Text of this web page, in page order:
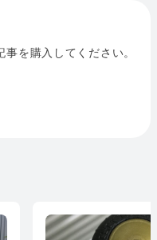
を購入してください。